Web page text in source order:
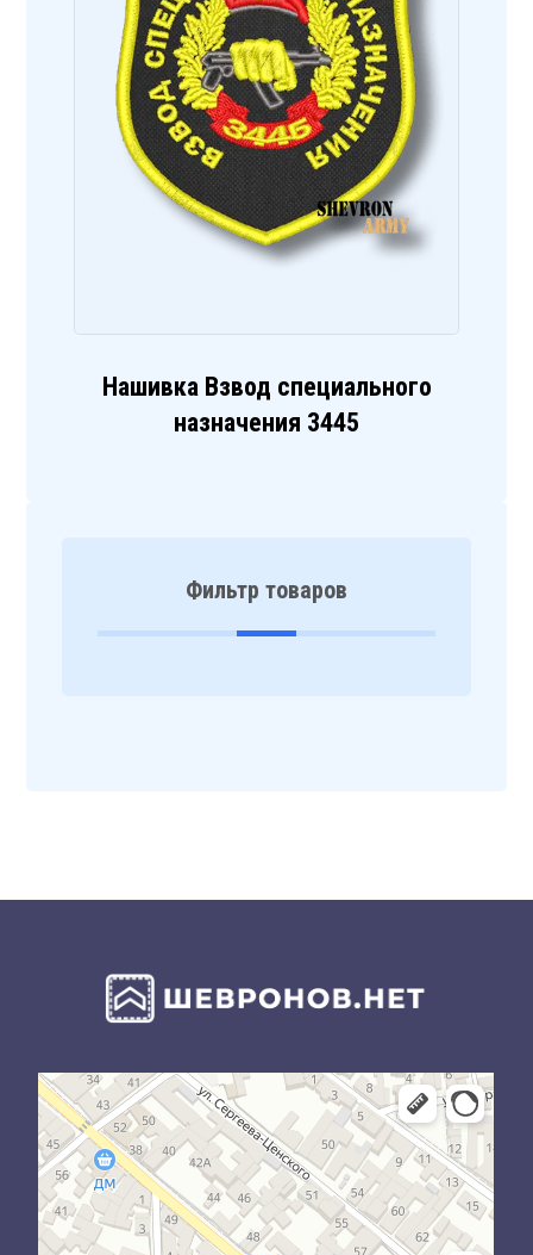
Нашивка Взвод специального
назначения 3445
Фильтр товаров